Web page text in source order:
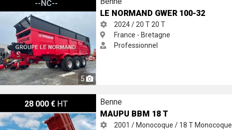
--NC--
5
LE NORMAND GWER 100-32
2024 / 20 T 20 T
France - Bretagne
Professionnel
28 000 € HT
Maupu BBM 18 T
Benne
MAUPU BBM 18 T
2001 / Monocoque / 18 T Monocoque